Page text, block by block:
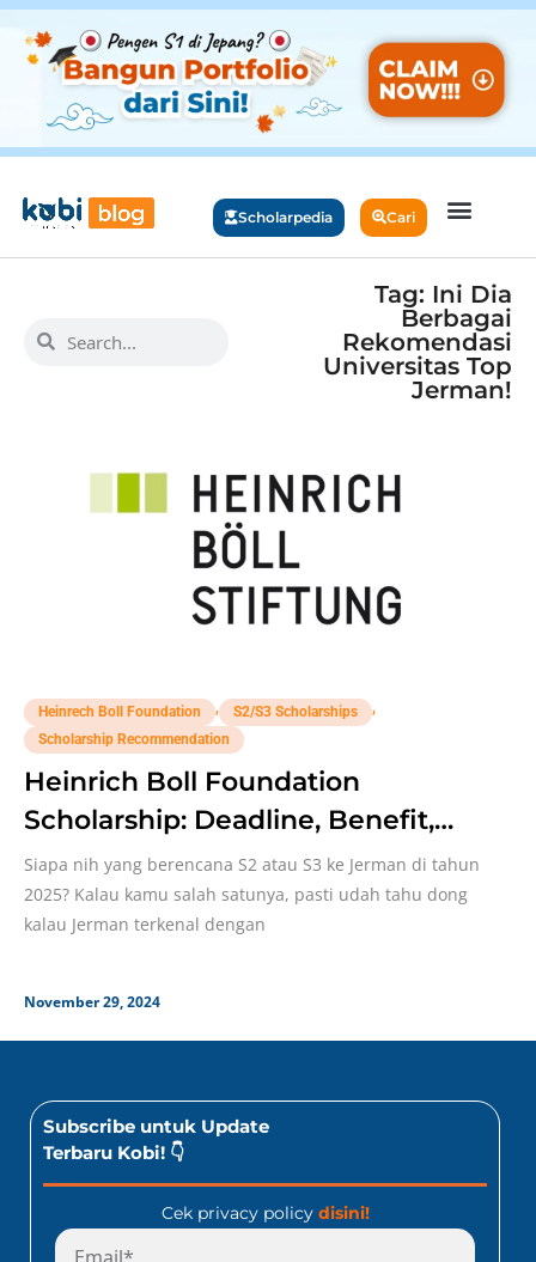
Scholarpedia Cari
Tag: Ini Dia
Berbagai
Rekomendasi
Universitas Top
Jerman!
Heinrech Boll Foundation , S2/S3 Scholarships
,
Scholarship Recommendation
Heinrich Boll Foundation
Scholarship: Deadline, Benefit,
Syarat!
Siapa nih yang berencana S2 atau S3 ke Jerman di tahun
2025? Kalau kamu salah satunya, pasti udah tahu dong
kalau Jerman terkenal dengan
November 29, 2024
Subscribe untuk Update
Terbaru Kobi! 👇
Cek privacy policy disini!